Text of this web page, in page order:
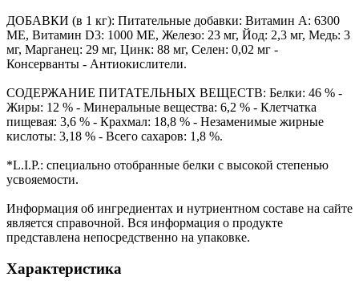
ДОБАВКИ (в 1 кг): Питательные добавки: Витамин A: 6300
ME, Витамин D3: 1000 ME, Железо: 23 мг, Йод: 2,3 мг, Медь: 3
мг, Марганец: 29 мг, Цинк: 88 мг, Ceлeн: 0,02 мг -
Консерванты - Антиокислители.
СОДЕРЖАНИЕ ПИТАТЕЛЬНЫХ ВЕЩЕСТВ: Белки: 46 % -
Жиры: 12 % - Минеральные вещества: 6,2 % - Клетчатка
пищевая: 3,6 % - Крахмал: 18,8 % - Незаменимые жирные
кислоты: 3,18 % - Всего сахаров: 1,8 %.
*L.I.P.: специально отобранные белки с высокой степенью
усвояемости.
Информация об ингредиентах и нутриентном составе на сайте
является справочной. Вся информация о продукте
представлена непосредственно на упаковке.
Характеристика